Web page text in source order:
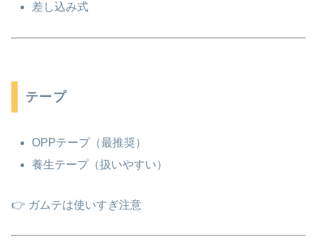
差し込み式
テープ
OPPテープ（最推奨）
養生テープ（扱いやすい）
👉 ガムテは使いすぎ注意